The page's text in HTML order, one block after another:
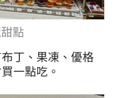
點
布丁、果凍、優格
一點吃。